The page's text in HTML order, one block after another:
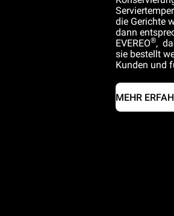
die Gerichte
dann
EVEREO®,
sie bestellt
Kunden und
MEHR